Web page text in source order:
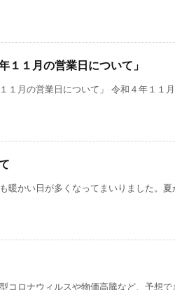
１１月の営業日について」
１１月の営業日について」 令和４年１１
暖かい日が多くなってまいりました。
コロナウィルスや物価高騰など、予想